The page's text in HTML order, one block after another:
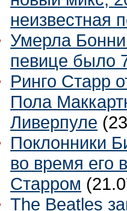
неизвестная
Умерла
певице было
Ринго Старр
Пола
Ливерпуле
Поклонники
во время его
Старром
The Beatles